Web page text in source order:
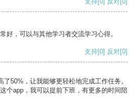
好，可以与其他学习者交流学习心得。
支持[0] 反对[0]
50%，让我能够更轻松地完成工作任务。
个app，我可以提前下班，有更多的时间陪